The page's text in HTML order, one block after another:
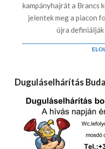
kampányhajrát a Brancs
jelentek meg a piacon
újra
Duguláselhárítás